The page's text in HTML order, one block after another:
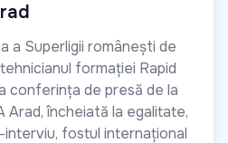
a Superligii românești de
formației Rapid
conferința de presă de la
Arad, încheiată la egalitate,
interviu, fostul internațional